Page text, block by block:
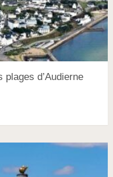
plages d’Audierne